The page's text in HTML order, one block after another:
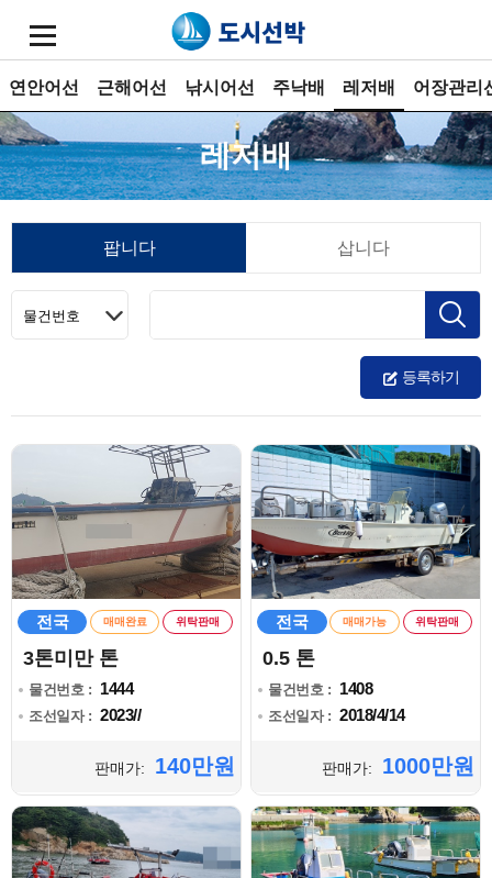
연안어선 근해어선 낚시어선 주낙배 레저배 어장관리
레저배
팝니다 삽니다
등록하기
전국 매매완료 위탁판매
3톤미만 톤
물건번호 : 1444
조선일자 : 2023//
판매가: 140만원
전국 매매가능 위탁판매
0.5 톤
물건번호 : 1408
조선일자 : 2018/4/14
판매가: 1000만원